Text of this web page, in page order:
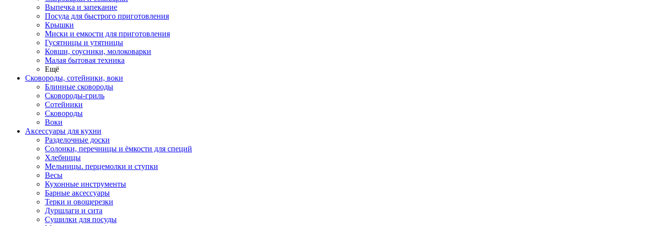
Выпечка и запекание
Посуда для быстрого приготовления
Крышки
Миски и емкости для приготовления
Гусятницы и утятницы
Ковши, соусники, молоковарки
Малая бытовая техника
Ещё
Сковороды, сотейники, воки
Блинные сковороды
Сковороды-гриль
Сотейники
Сковороды
Воки
Аксессуары для кухни
Разделочные доски
Солонки, перечницы и ёмкости для специй
Хлебницы
Мельницы. перцемолки и ступки
Весы
Кухонные инструменты
Барные аксессуары
Терки и овощерезки
Дуршлаги и сита
Сушилки для посуды